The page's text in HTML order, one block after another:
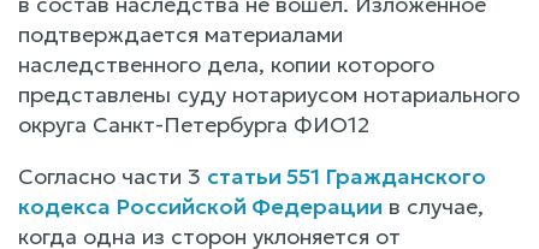
подтверждается материалами
наследственного дела, копии которого
представлены суду нотариусом нотариального
округа Санкт-Петербурга ФИО12
Согласно части 3 статьи 551 Гражданского
кодекса Российской Федерации в случае,
когда одна из сторон уклоняется от